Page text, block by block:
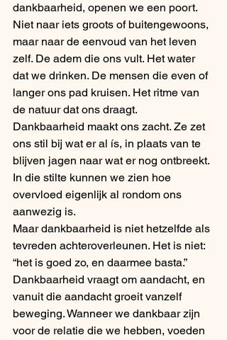
dankbaarheid, openen we een poort.
Niet naar iets groots of buitengewoons,
maar naar de eenvoud van het leven
zelf. De adem die ons vult. Het water
dat we drinken. De mensen die even of
langer ons pad kruisen. Het ritme van
de natuur dat ons draagt.
Dankbaarheid maakt ons zacht. Ze zet
ons stil bij wat er al ís, in plaats van te
blijven jagen naar wat er nog ontbreekt.
In die stilte kunnen we zien hoe
overvloed eigenlijk al rondom ons
aanwezig is.
Maar dankbaarheid is niet hetzelfde als
tevreden achteroverleunen. Het is niet:
“het is goed zo, en daarmee basta.”
Dankbaarheid vraagt om aandacht, en
vanuit die aandacht groeit vanzelf
beweging. Wanneer we dankbaar zijn
voor de relatie die we hebben, voeden